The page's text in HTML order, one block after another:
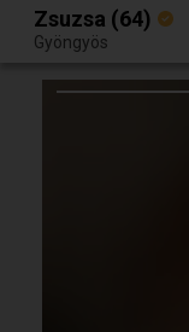
Egy jó randiból bármi lehet.
Zsuzsa (64)
Gyöngyös